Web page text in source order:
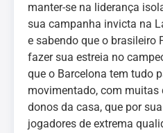
manter-se na liderança
sua campanha invicta na
e sabendo que o brasileiro
fazer sua estreia no
que o Barcelona tem tudo
movimentado, com muitas
donos da casa, que por
jogadores de extrema